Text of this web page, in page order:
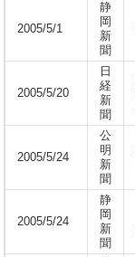
2005/5/1
静
岡
新
聞
2005/5/20
日
経
新
聞
2005/5/24
公
明
新
聞
2005/5/24
静
岡
新
聞